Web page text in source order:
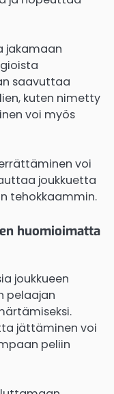
jakamaan
saavuttaa
kuten nimetty
voi myös
voi
joukkuetta
tehokkaammin.
huomioimatta
joukkueen
pelaajan
jättäminen voi
peliin